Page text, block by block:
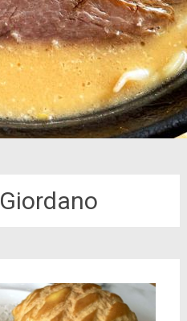
Giordano